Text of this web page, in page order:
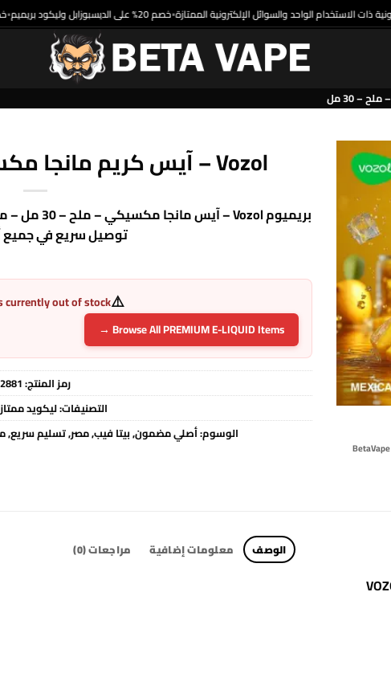
•خصم 20% على الديسبوزابل وليكود بريميم
Vozol – آيس كريم مانجا مكسيكي – ملح – 30 مل
توصيل سريع في جميع
⚠️
currently out of stock
Browse All PREMIUM E-LIQUID Items →
رمز المنتج:2881
التصنيفات:ليكويد ممتاز
الوسوم:أصلي مضمون,بيتا فيب,مصر,تسليم سريع,
الوصف معلومات إضافية مراجعات (0)